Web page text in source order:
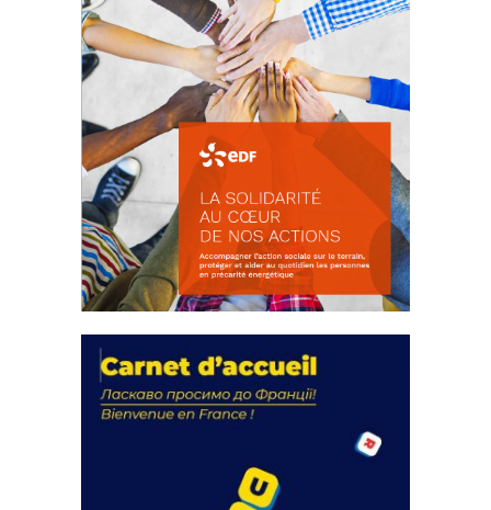
actions
18 septembre 2023
FEUILLETER